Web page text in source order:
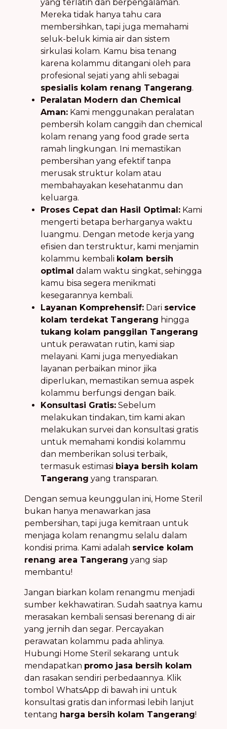
yang terlatih dan berpengalaman.
Mereka tidak hanya tahu cara
membersihkan, tapi juga memahami
seluk-beluk kimia air dan sistem
sirkulasi kolam. Kamu bisa tenang
karena kolammu ditangani oleh para
profesional sejati yang ahli sebagai
spesialis kolam renang Tangerang.
Peralatan Modern dan Chemical
Aman: Kami menggunakan peralatan
pembersih kolam canggih dan chemical
kolam renang yang food grade serta
ramah lingkungan. Ini memastikan
pembersihan yang efektif tanpa
merusak struktur kolam atau
membahayakan kesehatanmu dan
keluarga.
Proses Cepat dan Hasil Optimal: Kami
mengerti betapa berharganya waktu
luangmu. Dengan metode kerja yang
efisien dan terstruktur, kami menjamin
kolammu kembali kolam bersih
optimal dalam waktu singkat, sehingga
kamu bisa segera menikmati
kesegarannya kembali.
Layanan Komprehensif: Dari service
kolam terdekat Tangerang hingga
tukang kolam panggilan Tangerang
untuk perawatan rutin, kami siap
melayani. Kami juga menyediakan
layanan perbaikan minor jika
diperlukan, memastikan semua aspek
kolammu berfungsi dengan baik.
Konsultasi Gratis: Sebelum
melakukan tindakan, tim kami akan
melakukan survei dan konsultasi gratis
untuk memahami kondisi kolammu
dan memberikan solusi terbaik,
termasuk estimasi biaya bersih kolam
Tangerang yang transparan.
Dengan semua keunggulan ini, Home Steril
bukan hanya menawarkan jasa
pembersihan, tapi juga kemitraan untuk
menjaga kolam renangmu selalu dalam
kondisi prima. Kami adalah service kolam
renang area Tangerang yang siap
membantu!
Jangan biarkan kolam renangmu menjadi
sumber kekhawatiran. Sudah saatnya kamu
merasakan kembali sensasi berenang di air
yang jernih dan segar. Percayakan
perawatan kolammu pada ahlinya.
Hubungi Home Steril sekarang untuk
mendapatkan promo jasa bersih kolam
dan rasakan sendiri perbedaannya. Klik
tombol WhatsApp di bawah ini untuk
konsultasi gratis dan informasi lebih lanjut
tentang harga bersih kolam Tangerang!